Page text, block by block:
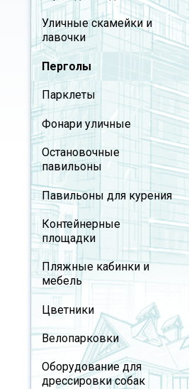
Уличные скамейки и
лавочки
Перголы
Парклеты
Фонари уличные
Остановочные
павильоны
Павильоны для курения
Контейнерные
площадки
Пляжные кабинки и
мебель
Цветники
Велопарковки
Оборудование для
дрессировки собак